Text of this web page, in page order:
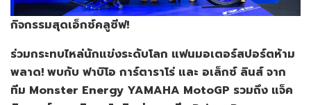
กิจกรรมสุดเอ็กซ์คลูซีฟ!
ร่วมกระทบไหล่นักแข่งระดับโลก แฟนมอเตอร์สปอร์ตห้าม
พลาด! พบกับ ฟาบิโอ การ์ตาราโร่ และ อเล็กซ์ ลินส์ จาก
ทีม Monster Energy YAMAHA MotoGP รวมถึง แจ็ค